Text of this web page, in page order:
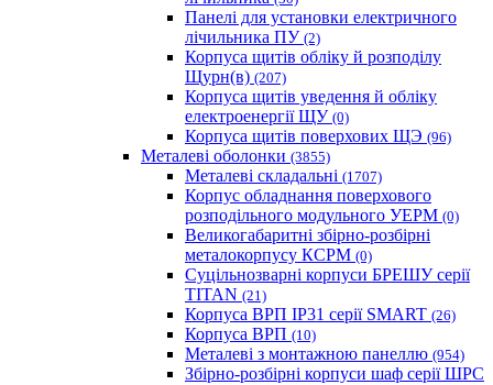
Панелі для установки електричного
лічильника ПУ (2)
Корпуса щитів обліку й розподілу
Щурн(в) (207)
Корпуса щитів уведення й обліку
електроенергії ЩУ (0)
Корпуса щитів поверхових ЩЭ (96)
Металеві оболонки (3855)
Металеві складальні (1707)
Корпус обладнання поверхового
розподільного модульного УЕРМ (0)
Великогабаритні збірно-розбірні
металокорпусу КСРМ (0)
Суцільнозварні корпуси БРЕШУ серії
TITAN (21)
Корпуса ВРП IP31 серії SMART (26)
Корпуса ВРП (10)
Металеві з монтажною панеллю (954)
Збірно-розбірні корпуси шаф серії ШРС